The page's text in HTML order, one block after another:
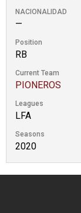
NACIONALIDAD
—
Position
RB
Current Team
PIONEROS
Leagues
LFA
Seasons
2020